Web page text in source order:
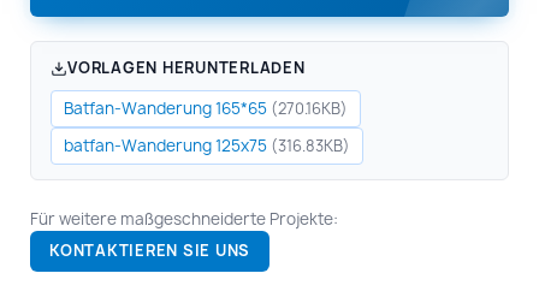
VORLAGEN HERUNTERLADEN
Batfan-Wanderung 165*65 (270.16KB)
batfan-Wanderung 125x75 (316.83KB)
Für weitere maßgeschneiderte Projekte:
KONTAKTIEREN SIE UNS